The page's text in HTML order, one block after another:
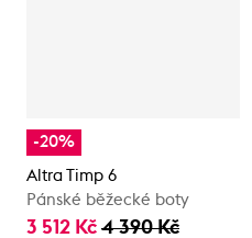
-20%
Altra Timp 6
Pánské běžecké boty
3 512 Kč 4 390 Kč